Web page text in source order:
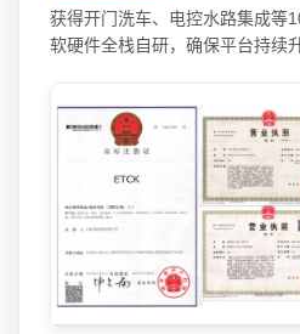
获得开门洗车、电控水路集成等
软硬件全栈自研，确保平台持续